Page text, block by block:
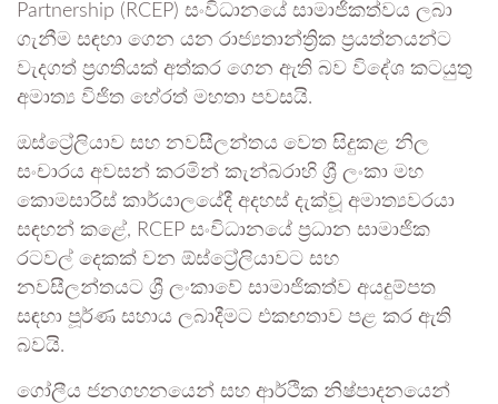
Partnership (RCEP) සංවිධානයේ සාමාජිකත්වය ලබා
ගැනීම සඳහා ගෙන යන රාජ්‍යතාන්ත්‍රික ප්‍රයත්නයන්ට
වැදගත් ප්‍රගතියක් අත්කර ගෙන ඇති බව විදේශ කටයුතු
අමාත්‍ය විජිත හේරත් මහතා පවසයි.
ඔස්ට්‍රේලියාව සහ නවසීලන්තය වෙත සිදුකළ නිල
සංචාරය අවසන් කරමින් කැන්බරාහි ශ්‍රී ලංකා මහ
කොමසාරිස් කාර්යාලයේදී අදහස් දැක්වූ අමාත්‍යවරයා
සඳහන් කළේ, RCEP සංවිධානයේ ප්‍රධාන සාමාජික
රටවල් දෙකක් වන ඕස්ට්‍රේලියාවට සහ
නවසීලන්තයට ශ්‍රී ලංකාවේ සාමාජිකත්ව අයදුම්පත
සඳහා පූර්ණ සහාය ලබාදීමට එකඟතාව පළ කර ඇති
බවයි.
ගෝලීය ජනගහනයෙන් සහ ආර්ථික නිෂ්පාදනයෙන්